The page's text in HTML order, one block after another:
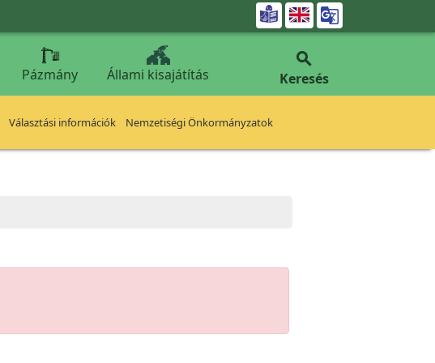

Pázmány Állami kisajátítás

Keresés
Választási információk Nemzetiségi Önkormányzatok